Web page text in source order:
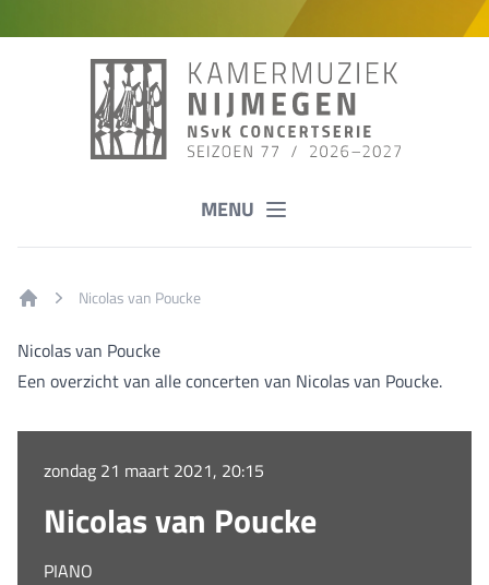
MENU
Nicolas van Poucke
Nicolas van Poucke
Een overzicht van alle concerten van Nicolas van Poucke.
zondag 21 maart 2021, 20:15
Nicolas van Poucke
PIANO